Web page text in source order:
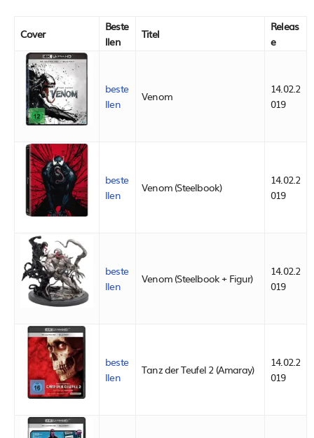
Cover
Beste
llen
Titel
Releas
e
beste
llen
Venom
14.02.2
019
beste
llen
Venom (Steelbook)
14.02.2
019
beste
llen
Venom (Steelbook + Figur)
14.02.2
019
beste
llen
Tanz der Teufel 2 (Amaray)
14.02.2
019